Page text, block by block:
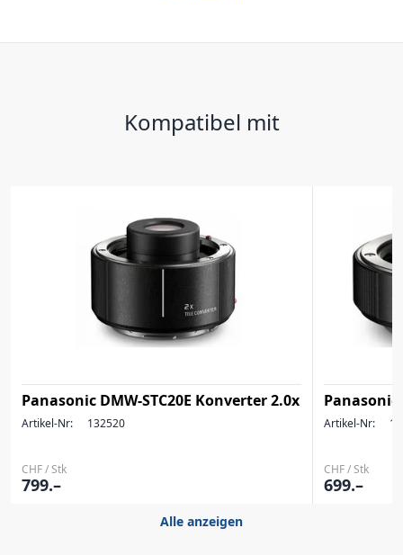
Kompatibel mit
Panasonic DMW-STC20E Konverter 2.0x
Artikel-Nr: 132520
CHF / Stk
799.–
Panasonic
Artikel-Nr:
CHF / Stk
699.–
Alle anzeigen